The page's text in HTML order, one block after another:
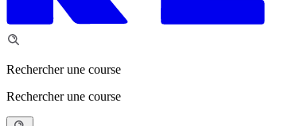
Rechercher une course
Rechercher une course